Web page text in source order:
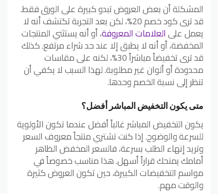
المشكلة أن بعض العروض تبدو كبيرة على الورق فقط.
قد ترى كود خصم 20%، لكن بعد التجربة تكتشف أنه لا
يعمل علىالعلامات المعروفة، أو أنه يستثني المنتجات
المخفضة، أو أنه لا يطبق إلا عند حد شراء مرتفع. كذلك
قد ترى تخفيضاً مباشراً 30%، لكنه على مقاسات
محدودة أو ألوان غير مطلوبة. لهذا السبب لا يكفي أن
تنظر إلى نسبة الخصم وحدها.
متى يكون التخفيض المباشر أفضل؟
يكون التخفيض المباشر غالباً أفضل عندما تكون الأولوية
للسرعة والوضوح. إذا كنت تشتري منتجاً معروف السعر
وتريد إنهاء الطلب بسرعة، فالسعر المخفض الظاهر
أمامك يمنحك قراراً أسهل. هذا مناسب خصوصاً في
مواسم التخفيضات الكبيرة، حين تكون العروض كثيرة
والوقت مهم.